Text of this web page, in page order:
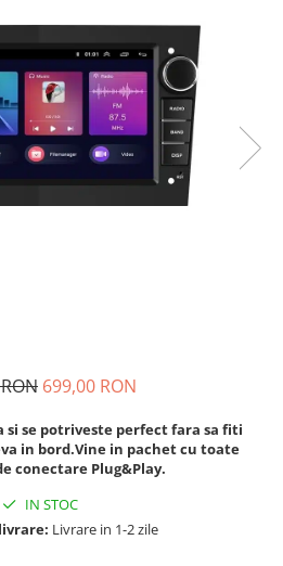
699,00 RON
si se potriveste perfect fara sa fiti
in bord.Vine in pachet cu toate
conectare Plug&Play.
IN STOC
Livrare in 1-2 zile